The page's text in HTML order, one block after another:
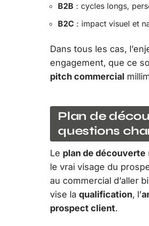
B2B : cycles longs,
B2C : impact visuel et
Dans tous les cas,
engagement, que ce
pitch commercial
Plan de
questions
Le plan de découverte
le vrai visage du
au commercial d’aller
vise la qualification, l’
prospect client.